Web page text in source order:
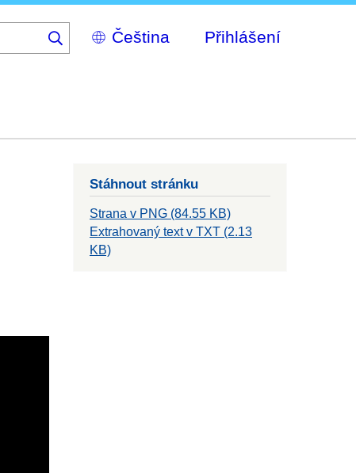
Select
your
Přihlášení
Stáhnout stránku
Strana v PNG (84.55 KB)
Extrahovaný text v TXT (2.13
KB)